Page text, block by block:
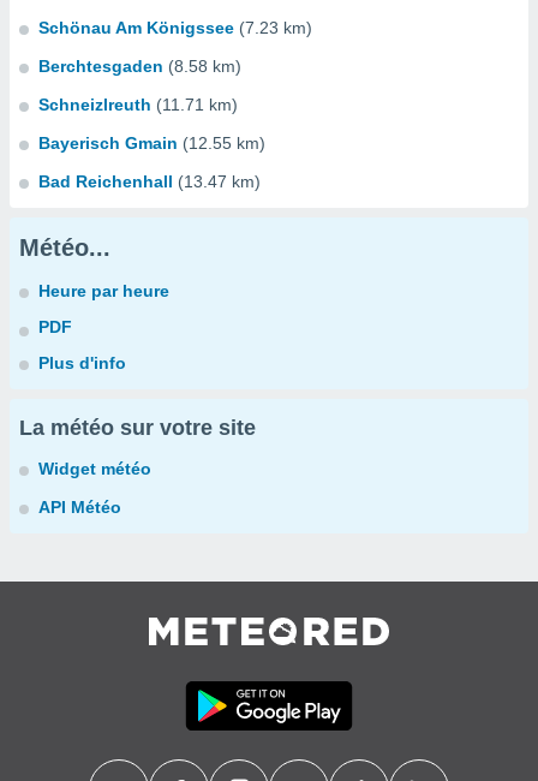
Schönau Am Königssee (7.23 km)
Berchtesgaden (8.58 km)
Schneizlreuth (11.71 km)
Bayerisch Gmain (12.55 km)
Bad Reichenhall (13.47 km)
Météo...
Heure par heure
PDF
Plus d'info
La météo sur votre site
Widget météo
API Météo